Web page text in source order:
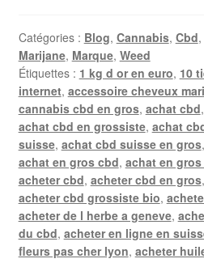
Catégories : Blog, Cannabis, Cbd,
Marijane, Marque, Weed
Étiquettes : 1 kg d or en euro, 10
internet, accessoire cheveux
cannabis cbd en gros, achat cbd,
achat cbd en grossiste, achat
suisse, achat cbd suisse en gros,
achat en gros cbd, achat en
acheter cbd, acheter cbd en gros,
acheter cbd grossiste bio,
acheter de l herbe a geneve,
du cbd, acheter en ligne en
fleurs pas cher lyon, acheter